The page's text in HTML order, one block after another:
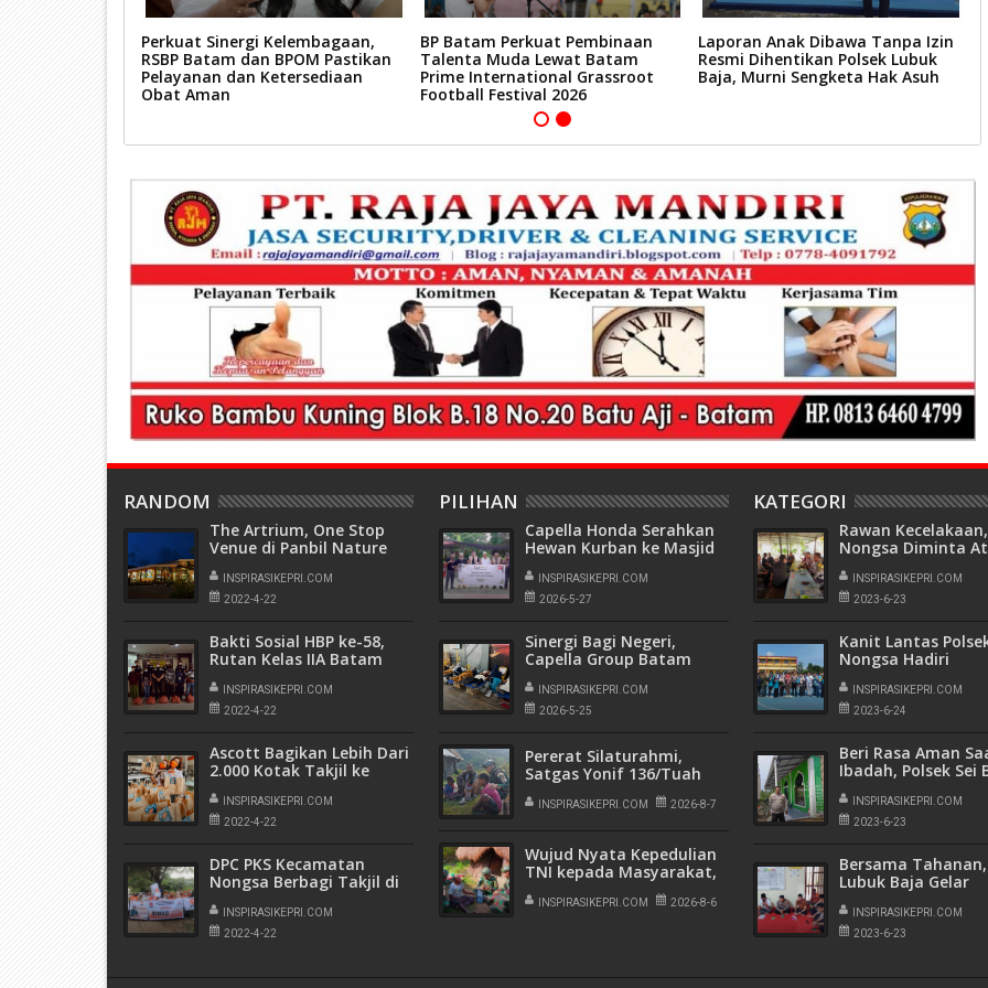
Perkuat Sinergi Kelembagaan,
RSBP Batam dan BPOM Pastikan
Pelayanan dan Ketersediaan
Obat Aman
BP Batam Perkuat Pembinaan
Talenta Muda Lewat Batam
Prime International Grassroot
Football Festival 2026
Laporan Anak Dibawa Tanpa Izin
Resmi Dihentikan Polsek Lubuk
Baja, Murni Sengketa Hak Asuh
RANDOM
The Artrium, One Stop
Venue di Panbil Nature
Reserve Hadirkan Paket
Buka Puasa Bernuansa
Alam
INSPIRASIKEPRI.COM
2022-4-22
Bakti Sosial HBP ke-58,
Rutan Kelas IIA Batam
Bagikan Paket Sembako
ke Masyarakat Sekitar
INSPIRASIKEPRI.COM
2022-4-22
Ascott Bagikan Lebih Dari
2.000 Kotak Takjil ke
Masyarakat di 15 Kota di
Indonesia
INSPIRASIKEPRI.COM
2022-4-22
DPC PKS Kecamatan
Nongsa Berbagi Takjil di
Kabil, Wahyu Wahyudin :
Selalu Berbuat Kebaikan
Sekecil Apapun Itu
INSPIRASIKEPRI.COM
2022-4-22
PILIHAN
Capella Honda Serahkan
Hewan Kurban ke Masjid
Al Multazam
Tanjungpinang
INSPIRASIKEPRI.COM
2026-5-27
Sinergi Bagi Negeri,
Capella Group Batam
Kumpulkan 62 Kantong
Darah
INSPIRASIKEPRI.COM
2026-5-25
Pererat Silaturahmi,
Satgas Yonif 136/Tuah
Sakti Pos Ilu Gelar
Anjangsana di Kampung
INSPIRASIKEPRI.COM 2026-8-7
Wujud Nyata Kepedulian
TNI kepada Masyarakat,
Satgas Yonif 136/Tuah
Sakti Gelar Pengobatan
INSPIRASIKEPRI.COM 2026-8-6
KATEGORI
Rawan
Nongsa Diminta
Lintas di Simpang
KabilINSPIRASIKEPRI.COM
2023-6-23
Kanit Lantas
Nongsa Hadiri
Pembukaan
Futsal di SMAN 21
INSPIRASIKEPRI.COM
2023-6-24
Beri Rasa Aman
Ibadah, Polsek Sei
Lakukan
Sholat Jum’at
INSPIRASIKEPRI.COM
2023-6-23
Bersama
Lubuk Baja Gelar
Binrohtal
INSPIRASIKEPRI.COM
2023-6-23